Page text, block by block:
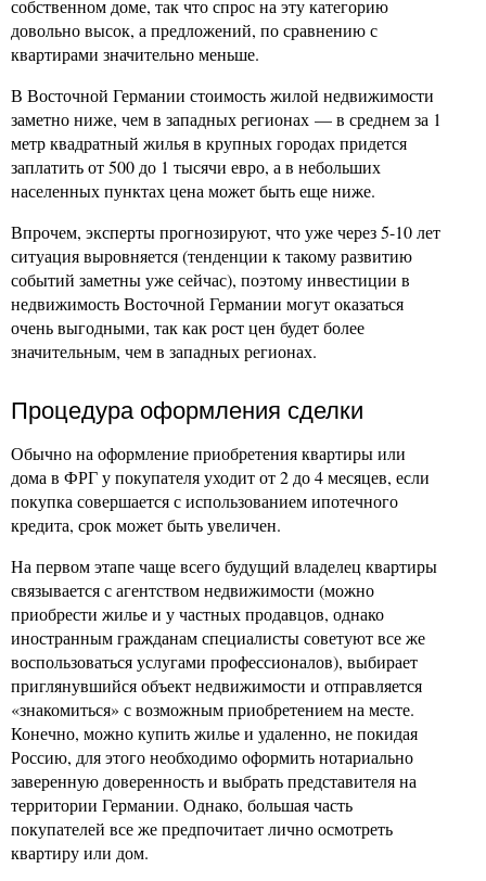
собственном доме, так что спрос на эту категорию
довольно высок, а предложений, по сравнению с
квартирами значительно меньше.
В Восточной Германии стоимость жилой недвижимости
заметно ниже, чем в западных регионах — в среднем за 1
метр квадратный жилья в крупных городах придется
заплатить от 500 до 1 тысячи евро, а в небольших
населенных пунктах цена может быть еще ниже.
Впрочем, эксперты прогнозируют, что уже через 5-10 лет
ситуация выровняется (тенденции к такому развитию
событий заметны уже сейчас), поэтому инвестиции в
недвижимость Восточной Германии могут оказаться
очень выгодными, так как рост цен будет более
значительным, чем в западных регионах.
Процедура оформления сделки
Обычно на оформление приобретения квартиры или
дома в ФРГ у покупателя уходит от 2 до 4 месяцев, если
покупка совершается с использованием ипотечного
кредита, срок может быть увеличен.
На первом этапе чаще всего будущий владелец квартиры
связывается с агентством недвижимости (можно
приобрести жилье и у частных продавцов, однако
иностранным гражданам специалисты советуют все же
воспользоваться услугами профессионалов), выбирает
приглянувшийся объект недвижимости и отправляется
«знакомиться» с возможным приобретением на месте.
Конечно, можно купить жилье и удаленно, не покидая
Россию, для этого необходимо оформить нотариально
заверенную доверенность и выбрать представителя на
территории Германии. Однако, большая часть
покупателей все же предпочитает лично осмотреть
квартиру или дом.